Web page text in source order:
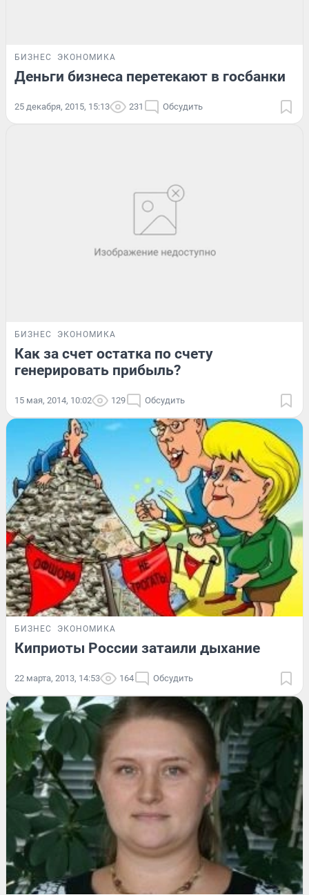
БИЗНЕС ЭКОНОМИКА
Деньги бизнеса перетекают в госбанки
25 декабря, 2015, 15:13 231 Обсудить
БИЗНЕС ЭКОНОМИКА
Как за счет остатка по счету
генерировать прибыль?
15 мая, 2014, 10:02 129 Обсудить
БИЗНЕС ЭКОНОМИКА
Киприоты России затаили дыхание
22 марта, 2013, 14:53 164 Обсудить